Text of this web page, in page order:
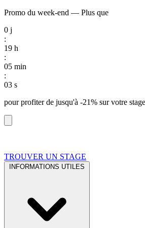
Promo du week-end — Plus que
0 j
:
19 h
:
05 min
:
02 s
pour profiter de jusqu'à -21% sur votre stage
TROUVER UN STAGE
INFORMATIONS UTILES